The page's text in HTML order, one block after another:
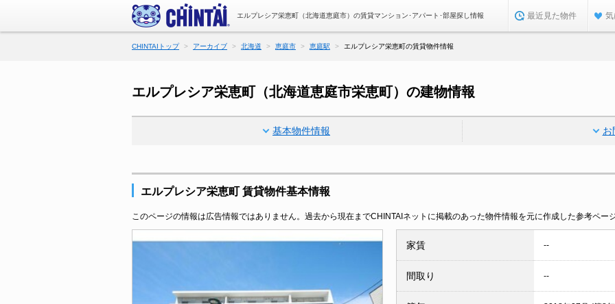
エルプレシア栄恵町（北海道恵庭市）の賃貸マンション･アパート･部屋探し情報 最近見た物件 気
CHINTAIトップ アーカイブ 北海道 恵庭市 恵庭駅 エルプレシア栄恵町の賃貸物件情報
エルプレシア栄恵町（北海道恵庭市栄恵町）の建物情報
基本物件情報 お
エルプレシア栄恵町 賃貸物件基本情報
このページの情報は広告情報ではありません。過去から現在までCHINTAIネットに掲載のあった物件情報を元に作成した参考ページ
家賃 --
間取り --